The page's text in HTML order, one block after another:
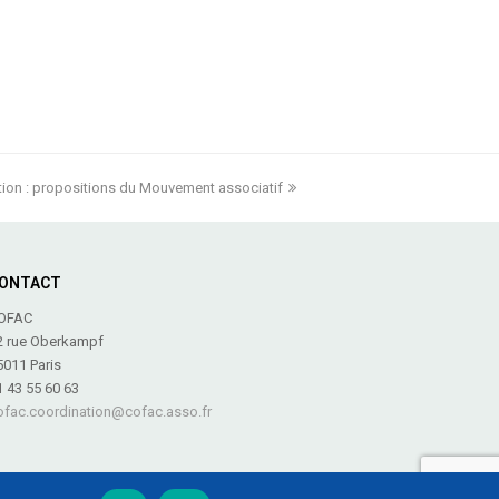
: propositions du Mouvement associatif
rue Oberkampf
Paris
43 55 60 63